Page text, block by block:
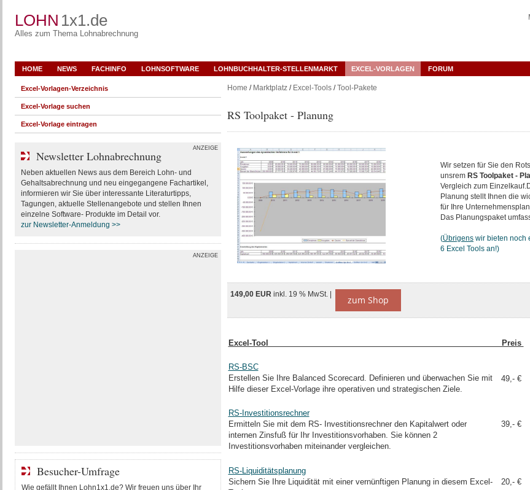
LOHN 1x1.de
Alles zum Thema Lohnabrechnung
HOME NEWS FACHINFO LOHNSOFTWARE LOHNBUCHHALTER-STELLENMARKT EXCEL-VORLAGEN FORUM
Home / Marktplatz/ Excel-Tools/Tool-Pakete
RS Toolpaket - Planung
Wir setzen für Sie den
unsrem RS Toolpaket -
Vergleich zum
Planung stellt Ihnen die
für Ihre
Das Planungspaket
(Übrigens wir bieten noch
6 Excel Tools an!)
149,00 EUR inkl. 19 % MwSt. | zum Shop
Excel-Tool Preis
RS-BSC
Erstellen Sie Ihre Balanced Scorecard. Definieren und überwachen Sie mit
Hilfe dieser Excel-Vorlage ihre operativen und strategischen Ziele.
49,- €
RS-Investitionsrechner
Ermitteln Sie mit dem RS- Investitionsrechner den Kapitalwert oder
internen Zinsfuß für Ihr Investitionsvorhaben. Sie können 2
Investitionsvorhaben miteinander vergleichen.
39,- €
RS-Liquiditätsplanung
Sichern Sie Ihre Liquidität mit einer vernünftigen Planung in diesem Excel-
20,- €
Excel-Vorlagen-Verzeichnis
Excel-Vorlage suchen
Excel-Vorlage eintragen
ANZEIGE
Newsletter Lohnabrechnung
Neben aktuellen News aus dem Bereich Lohn- und
Gehaltsabrechnung und neu eingegangene Fachartikel,
informieren wir Sie über interessante Literaturtipps,
Tagungen, aktuelle Stellenangebote und stellen Ihnen
einzelne Software- Produkte im Detail vor.
zur Newsletter-Anmeldung >>
ANZEIGE
Besucher-Umfrage
Wie gefällt Ihnen Lohn1x1.de? Wir freuen uns über Ihr